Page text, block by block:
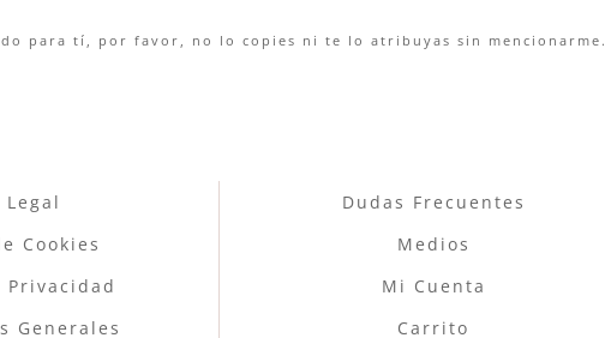
para tí, por favor, no lo copies ni te lo atribuyas sin mencionarme.
Legal
Cookies
Generales
Dudas Frecuentes
Medios
Mi Cuenta
Carrito